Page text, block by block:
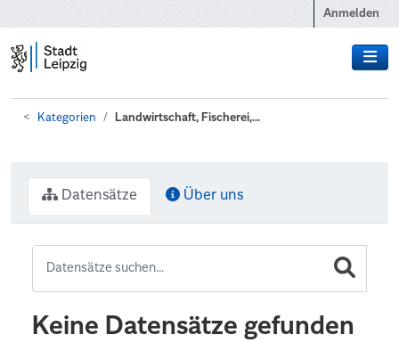
Anmelden
Kategorien Landwirtschaft, Fischerei,...
Datensätze Über uns
Keine Datensätze gefunden